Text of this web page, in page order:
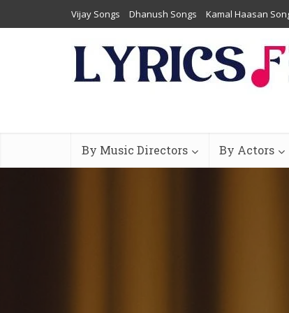
Vijay Songs Dhanush Songs Kamal Haasan
By Music Directors By Actors